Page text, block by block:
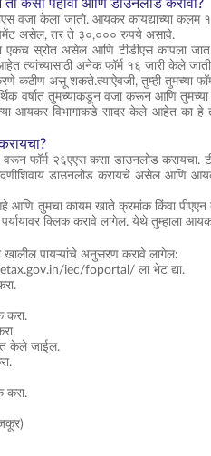
कसा पहावा आणि डाउनलोड करावा?
वजा केला जातो. आयकर कायद्याच्या कलम
असेल, तर ते ३०,००० रुपये असावे.
एकच स्रोत असेल आणि टीडीएस कापला
त्यांच्यासाठी अनेक फॉर्म १६ जारी केले
कठीण असू शकते.त्याऐवजी, तुम्ही तुमच्या
वर्षात तुमच्याकडून वजा करून आणि
आयकर विभागाकडे सादर केले आहेत का
फॉर्म २६एएस कसा डाउनलोड करायचा.
नोंदणीशिवाय डाउनलोड करायचे असेल
तुमचा कायम खाते क्रमांक किंवा पीएएन
क्लिक करावे लागेल. येथे तुम्हाला
खालील पायऱ्यांचे अनुसरण करावे लागेल:
iec/foportal/ ला भेट द्या.
करा.
केले जाईल.
करा.